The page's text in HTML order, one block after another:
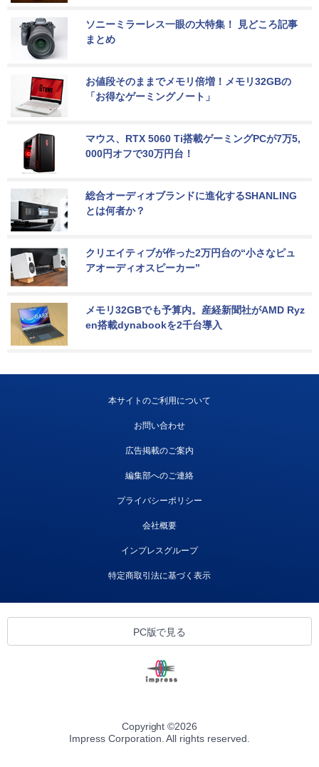
ソニーミラーレス一眼の大特集！ 見どころ記事
まとめ
お値段そのままでメモリ倍増！メモリ32GBの
「お得なゲーミングノート」
マウス、RTX 5060 Ti搭載ゲーミングPCが7万5,
000円オフで30万円台！
総合オーディオブランドに進化するSHANLING
とは何者か？
クリエイティブが作った2万円台の“小さなピュ
アオーディオスピーカー”
メモリ32GBでも予算内。産経新聞社がAMD Ryz
en搭載dynabookを2千台導入
本サイトのご利用について
お問い合わせ
広告掲載のご案内
編集部へのご連絡
プライバシーポリシー
会社概要
インプレスグループ
特定商取引法に基づく表示
PC版で見る
Copyright ©2026
Impress Corporation. All rights reserved.